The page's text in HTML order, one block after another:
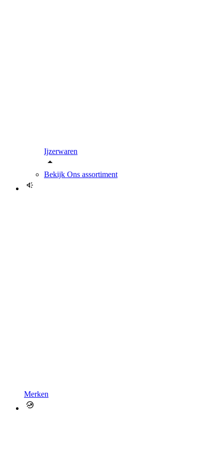
Ijzerwaren
Bekijk Ons assortiment
Merken